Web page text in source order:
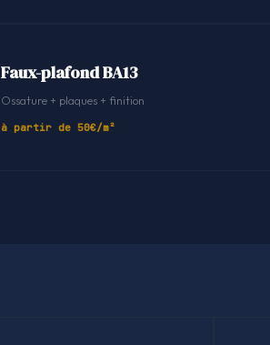
Faux-plafond BA13
Ossature + plaques + finition
à partir de 50€/m²